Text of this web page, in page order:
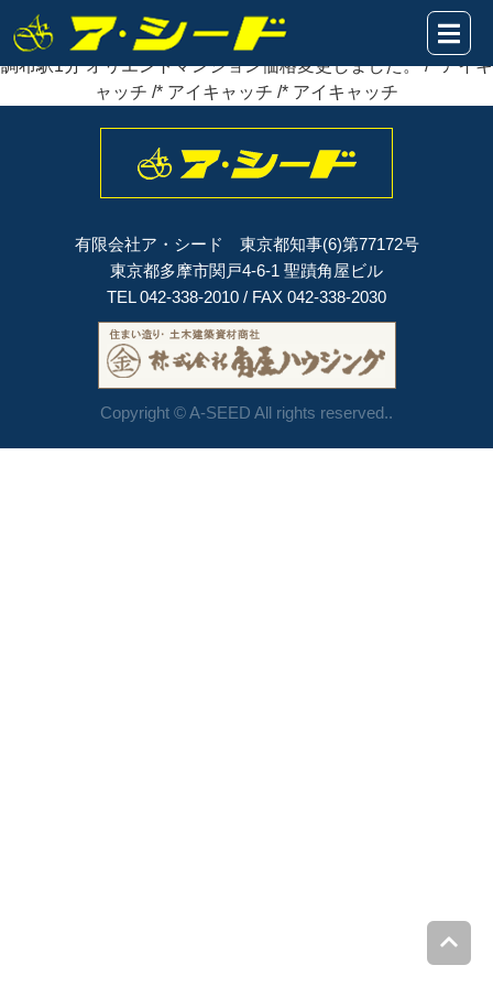
2019年06月09日
調布駅1分 オリエントマンション
しました。
調布駅1分 オリエントマンション価格変更しました。 /* アイキ
ャッチ /* アイキャッチ /* アイキャッチ
有限会社ア・シード 東京都知事(6)第77172号
東京都多摩市関戸4-6-1 聖蹟角屋ビル
TEL 042-338-2010 / FAX 042-338-2030
Copyright © A-SEED All rights reserved..